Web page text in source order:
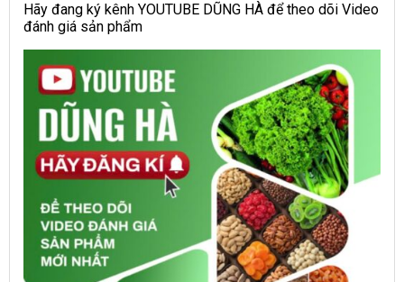
Hãy đang ký kênh YOUTUBE DŨNG HÀ để theo dõi Video
đánh giá sản phẩm